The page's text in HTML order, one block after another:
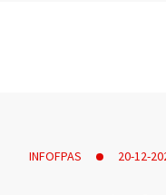
INFOFPAS 20-12-